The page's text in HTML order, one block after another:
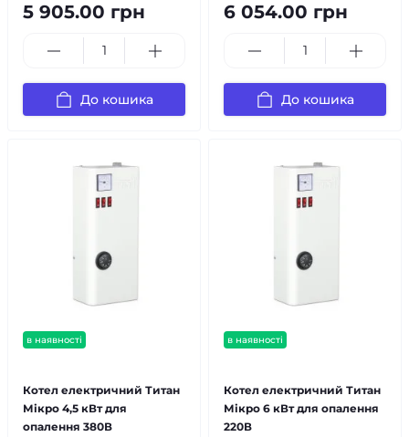
5 905.00 грн
До кошика
6 054.00 грн
До кошика
в наявності
Котел електричний Титан
Мікро 4,5 кВт для
опалення 380В
в наявності
Котел електричний Титан
Мікро 6 кВт для опалення
220В